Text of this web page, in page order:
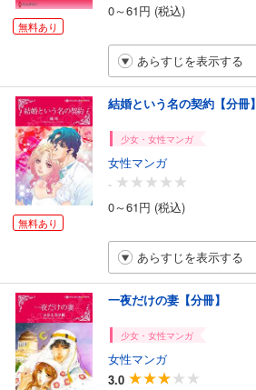
無料あり
0～61円 (税込)
あらすじを表示する
無料あり
結婚という名の契約【分冊】
少女・女性マンガ
女性マンガ
-
0～61円 (税込)
あらすじを表示する
一夜だけの妻【分冊】
少女・女性マンガ
女性マンガ
3.0